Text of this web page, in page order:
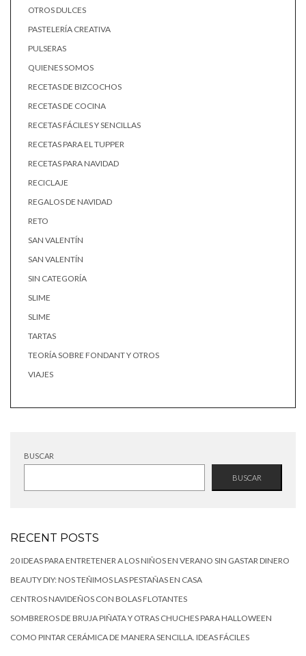
OTROS DULCES
PASTELERÍA CREATIVA
PULSERAS
QUIENES SOMOS
RECETAS DE BIZCOCHOS
RECETAS DE COCINA
RECETAS FÁCILES Y SENCILLAS
RECETAS PARA EL TUPPER
RECETAS PARA NAVIDAD
RECICLAJE
REGALOS DE NAVIDAD
RETO
SAN VALENTÍN
SAN VALENTÍN
SIN CATEGORÍA
SLIME
SLIME
TARTAS
TEORÍA SOBRE FONDANT Y OTROS
VIAJES
BUSCAR
BUSCAR
RECENT POSTS
20 IDEAS PARA ENTRETENER A LOS NIÑOS EN VERANO SIN GASTAR DINERO
BEAUTY DIY: NOS TEÑIMOS LAS PESTAÑAS EN CASA
CENTROS NAVIDEÑOS CON BOLAS FLOTANTES
SOMBREROS DE BRUJA PIÑATA Y OTRAS CHUCHES PARA HALLOWEEN
COMO PINTAR CERÁMICA DE MANERA SENCILLA. IDEAS FÁCILES